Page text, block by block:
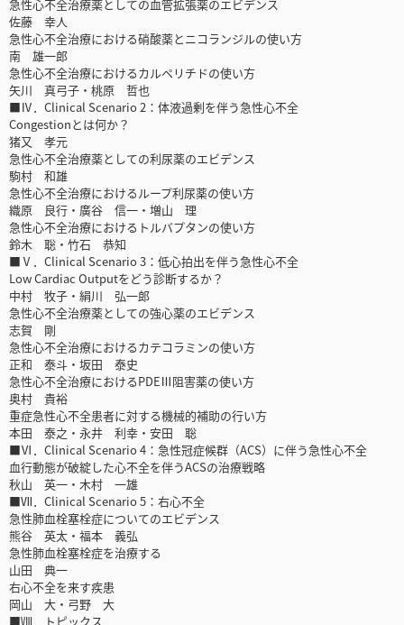
急性心不全治療薬としての血管拡張薬のエビデンス
佐藤 幸人
急性心不全治療における硝酸薬とニコランジルの使い方
南 雄一郎
急性心不全治療におけるカルペリチドの使い方
矢川 真弓子・桃原 哲也
■Ⅳ．Clinical Scenario 2：体液過剰を伴う急性心不全
Congestionとは何か？
猪又 孝元
急性心不全治療薬としての利尿薬のエビデンス
駒村 和雄
急性心不全治療におけるループ利尿薬の使い方
織原 良行・廣谷 信一・増山 理
急性心不全治療におけるトルバプタンの使い方
鈴木 聡・竹石 恭知
■Ⅴ．Clinical Scenario 3：低心拍出を伴う急性心不全
Low Cardiac Outputをどう診断するか？
中村 牧子・絹川 弘一郎
急性心不全治療薬としての強心薬のエビデンス
志賀 剛
急性心不全治療におけるカテコラミンの使い方
正和 泰斗・坂田 泰史
急性心不全治療におけるPDEⅢ阻害薬の使い方
奥村 貴裕
重症急性心不全患者に対する機械的補助の行い方
本田 泰之・永井 利幸・安田 聡
■Ⅵ．Clinical Scenario 4：急性冠症候群（ACS）に伴う急性心不全
血行動態が破綻した心不全を伴うACSの治療戦略
秋山 英一・木村 一雄
■Ⅶ．Clinical Scenario 5：右心不全
急性肺血栓塞栓症についてのエビデンス
熊谷 英太・福本 義弘
急性肺血栓塞栓症を治療する
山田 典一
右心不全を来す疾患
岡山 大・弓野 大
■Ⅷ．トピックス